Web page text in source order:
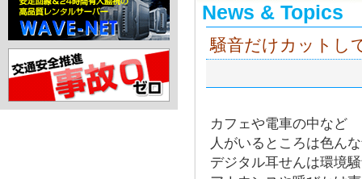
News & Topics
騒音だけカットし
カフェや電車の中など
人がいるところは色ん
デジタル耳せんは環境